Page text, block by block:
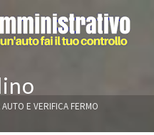
AUTO E VERIFICA FERMO